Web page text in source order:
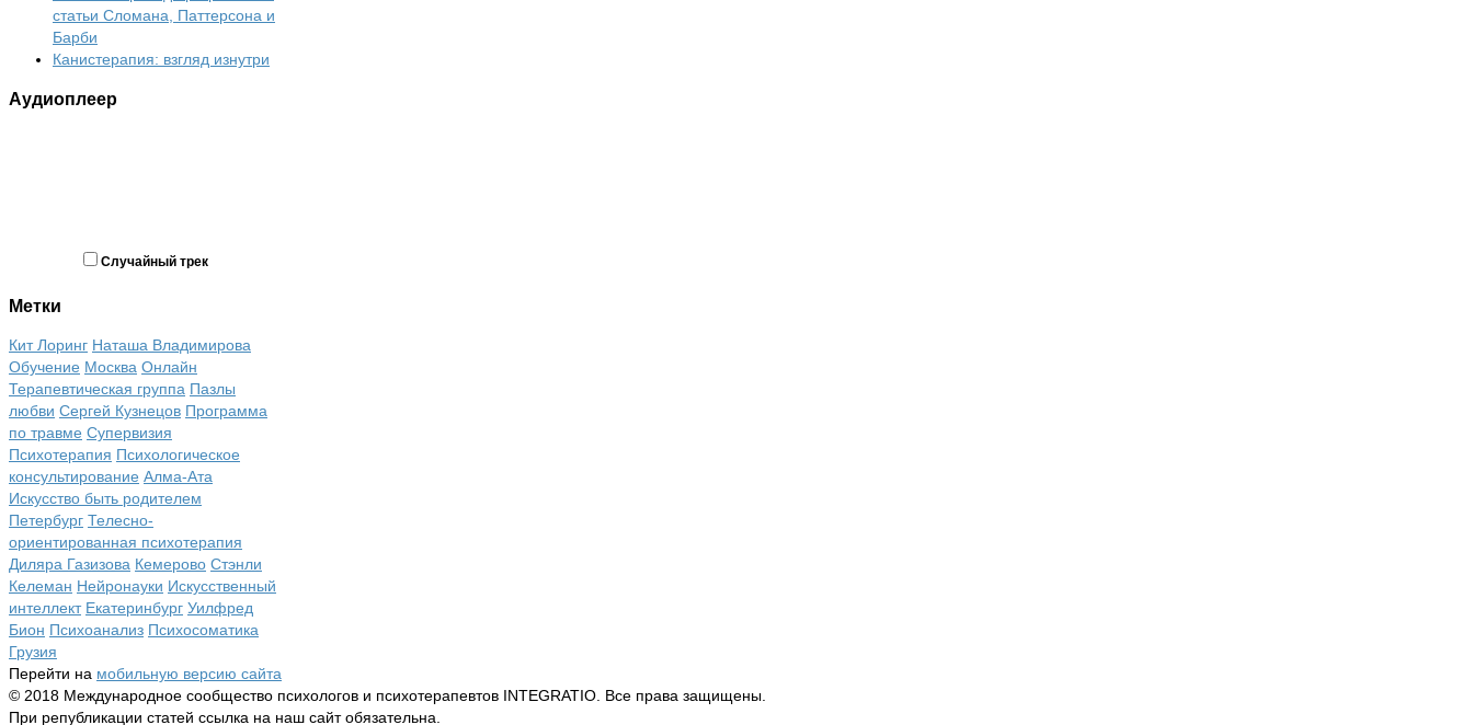
Барби
Канистерапия: взгляд изнутри
Аудиоплеер
Случайный трек
Метки
Кит Лоринг Наташа Владимирова
Обучение Москва Онлайн
Терапевтическая группа Пазлы
любви Сергей Кузнецов Программа
по травме Супервизия
Психотерапия Психологическое
консультирование Алма-Ата
Искусство быть родителем
Петербург Телесно-
ориентированная психотерапия
Диляра Газизова Кемерово Стэнли
Келеман Нейронауки Искусственный
интеллект Екатеринбург Уилфред
Бион Психоанализ Психосоматика
Грузия
Перейти на мобильную версию сайта
© 2018 Международное сообщество психологов и психотерапевтов INTEGRATIO. Все права защищены.
При републикации статей ссылка на наш сайт обязательна.